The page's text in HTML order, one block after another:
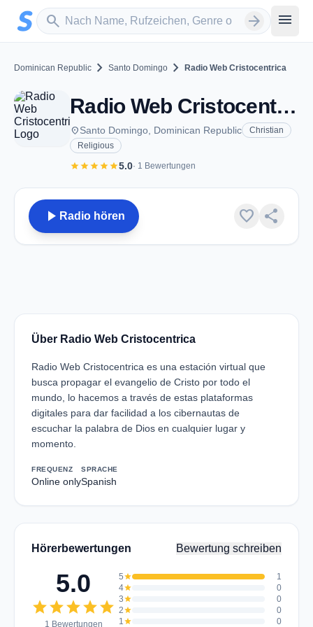
Zum Hauptinhalt springen
search
Sender suchen arrow_forward menu
Dominican Republic chevron_right Santo Domingo chevron_right Radio Web Cristocentrica
Radio Web Cristocentrica - Santo Domingo
placeSanto Domingo, Dominican Republic
Christian
Religious
starstarstarstarstar5.0· 1 Bewertungen
play_arrow Radio hören favorite share
Über Radio Web Cristocentrica
Radio Web Cristocentrica es una estación virtual que
busca propagar el evangelio de Cristo por todo el
mundo, lo hacemos a través de estas plataformas
digitales para dar facilidad a los cibernautas de
escuchar la palabra de Dios en cualquier lugar y
momento.
FREQUENZ
Online only
SPRACHE
Spanish
Hörerbewertungen Bewertung schreiben
5.0
starstarstarstarstar
1 Bewertungen
5star
1
4star
0
3star
0
2star
0
1star 0